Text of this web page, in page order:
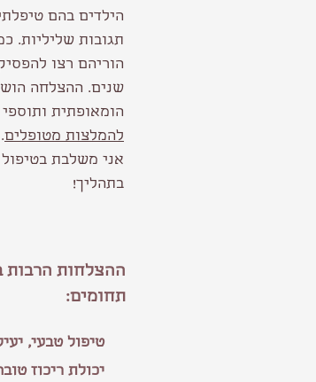
הילדים בהם
תגובות שליליות.
הוריהם רצו
שנים. ההצלחה
הומאופתית
להמלצות מטופלים.
אני משלבת
בתהליך!
ההצלחות הרבות
תחומים:
יכולת ריכוז
טיפול טבעי,